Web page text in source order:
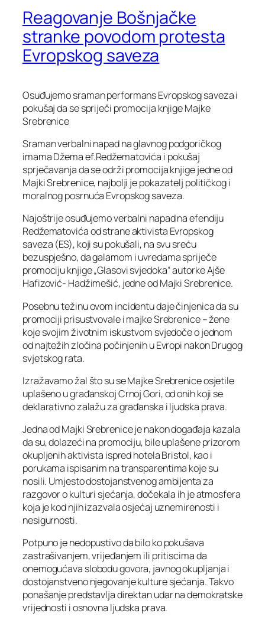
Reagovanje Bošnjačke
stranke povodom protesta
Evropskog saveza
Osuđujemo sraman performans Evropskog saveza i
pokušaj da se spriječi promocija knjige Majke
Srebrenice
Sraman verbalni napad na glavnog podgoričkog
imama Džema ef.Redžematovića i pokušaj
sprječavanja da se održi promocija knjige jedne od
Majki Srebrenice, najbolji je pokazatelj političkog i
moralnog posrnuća Evropskog saveza.
Najoštrije osuđujemo verbalni napad na efendiju
Redžematovića od strane aktivista Evropskog
saveza (ES), koji su pokušali, na svu sreću
bezuspješno, da galamom i uvredama spriječe
promociju knjige „Glasovi svjedoka“ autorke Ajše
Hafizović- Hadžimešić, jedne od Majki Srebrenice.
Posebnu težinu ovom incidentu daje činjenica da su
promociji prisustvovale i majke Srebrenice – žene
koje svojim životnim iskustvom svjedoče o jednom
od najtežih zločina počinjenih u Evropi nakon Drugog
svjetskog rata.
Izražavamo žal što su se Majke Srebrenice osjetile
uplašeno u građanskoj Crnoj Gori, od onih koji se
deklarativno zalažu za građanska i ljudska prava.
Jedna od Majki Srebrenice je nakon događaja kazala
da su, dolazeći na promociju, bile uplašene prizorom
okupljenih aktivista ispred hotela Bristol, kao i
porukama ispisanim na transparentima koje su
nosili. Umjesto dostojanstvenog ambijenta za
razgovor o kulturi sjećanja, dočekala ih je atmosfera
koja je kod njih izazvala osjećaj uznemirenosti i
nesigurnosti.
Potpuno je nedopustivo da bilo ko pokušava
zastrašivanjem, vrijeđanjem ili pritiscima da
onemogućava slobodu govora, javnog okupljanja i
dostojanstveno njegovanje kulture sjećanja. Takvo
ponašanje predstavlja direktan udar na demokratske
vrijednosti i osnovna ljudska prava.